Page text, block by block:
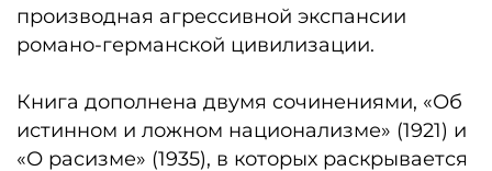
производная агрессивной экспансии
романо-германской цивилизации.
Книга дополнена двумя сочинениями, «Об
истинном и ложном национализме» (1921) и
«О расизме» (1935), в которых раскрывается